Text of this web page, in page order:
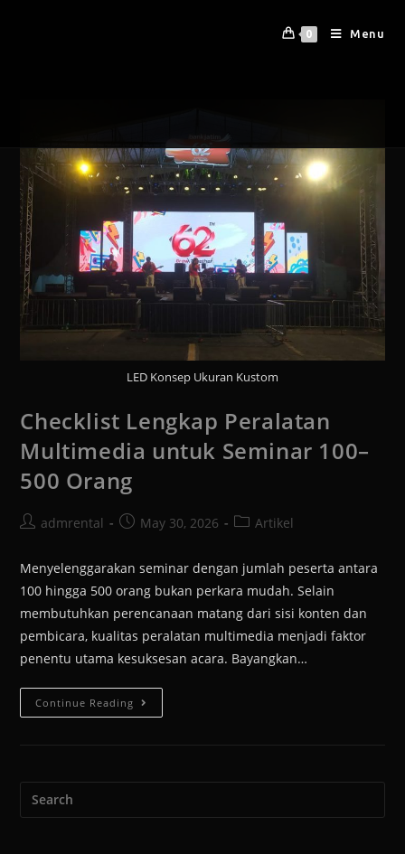
0 Menu
LED Konsep Ukuran Kustom
Checklist Lengkap Peralatan
Multimedia untuk Seminar 100–
500 Orang
admrental May 30, 2026 Artikel
Menyelenggarakan seminar dengan jumlah peserta antara
100 hingga 500 orang bukan perkara mudah. Selain
membutuhkan perencanaan matang dari sisi konten dan
pembicara, kualitas peralatan multimedia menjadi faktor
penentu utama kesuksesan acara. Bayangkan…
Continue Reading